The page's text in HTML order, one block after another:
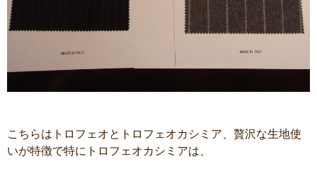
こちらはトロフェオとトロフェオカシミア、贅沢な生地使
いが特徴で特にトロフェオカシミアは、